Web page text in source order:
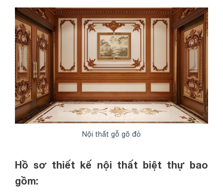
Nội thất gỗ gõ đỏ
Hồ sơ thiết kế nội thất biệt thự bao
gồm: